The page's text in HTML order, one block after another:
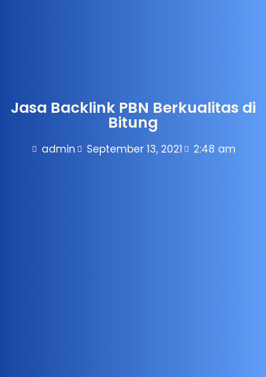
Jasa Backlink PBN Berkualitas di
Bitung
admin September 13, 2021 2:48 am